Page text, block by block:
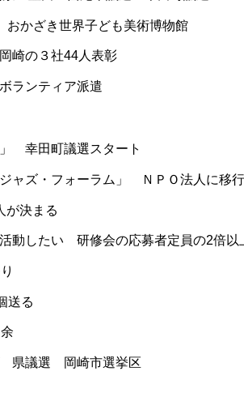
おかざき世界子ども美術博物館
崎の３社44人表彰
ランティア派遣
幸田町議選スタート
ジャズ・フォーラム」 ＮＰＯ法人に移
が決まる
動したい 研修会の応募者定員の2倍以
送る
県議選 岡崎市選挙区